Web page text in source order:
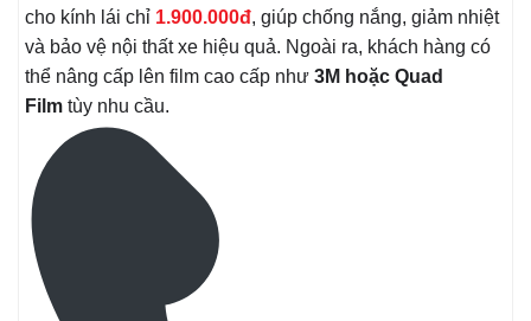
cho kính lái chỉ 1.900.000đ, giúp chống nắng, giảm nhiệt
và bảo vệ nội thất xe hiệu quả. Ngoài ra, khách hàng có
thể nâng cấp lên film cao cấp như 3M hoặc Quad
Film tùy nhu cầu.